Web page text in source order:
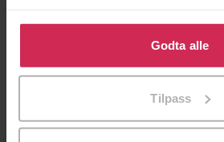
Klikk på «Godta alle» for å gi oss
bruke cookies for alle disse
tilpasse ditt samtykke til spesifikke
Godta alle
Tilpass
Sjanger Krim
Oskar Myhre
Språk Bokmål